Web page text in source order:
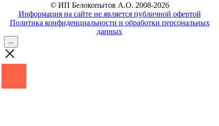
© ИП Белокопытов А.О. 2008-2026
Информация на сайте не является публичной офертой
Политика конфиденциальности и обработки персональных
данных